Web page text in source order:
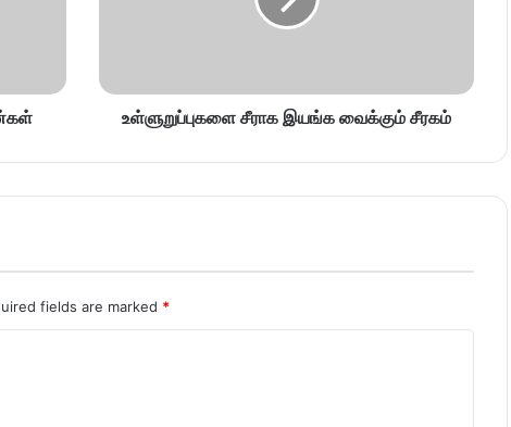
உள்ளுறுப்புகளை சீராக இயங்க வைக்கும் சீரகம்
fields are marked *